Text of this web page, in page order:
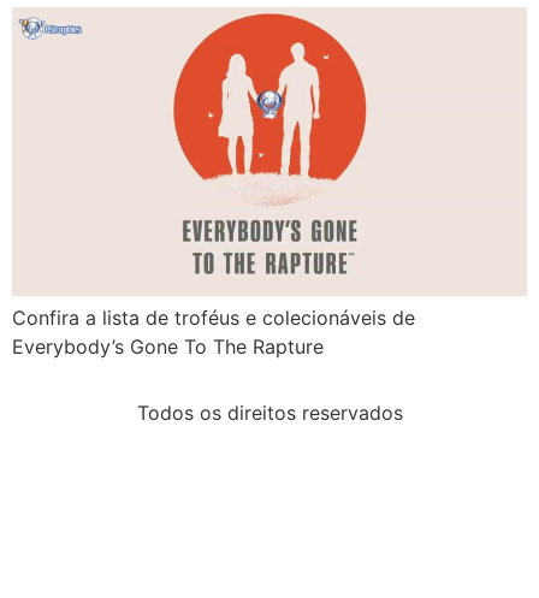
Confira a lista de troféus e colecionáveis de
Everybody’s Gone To The Rapture
Todos os direitos reservados